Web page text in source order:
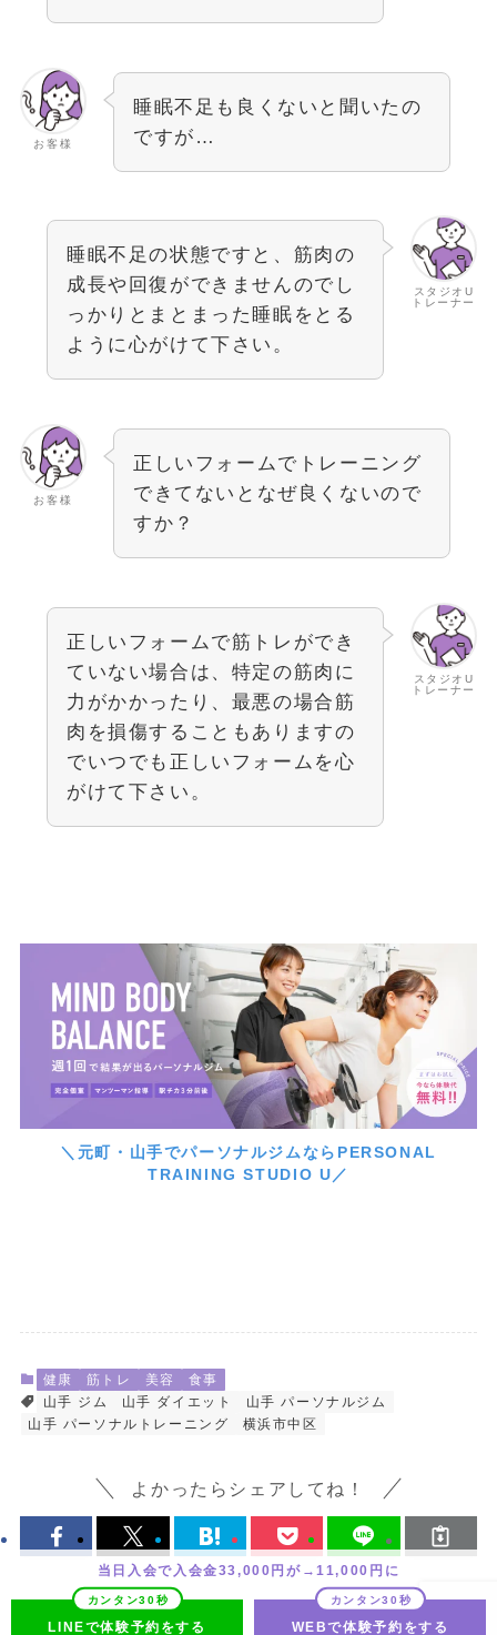
お客様
睡眠不足も良くないと聞いたの
ですが…
スタジオU
トレーナー
睡眠不足の状態ですと、筋肉の
成長や回復ができませんのでし
っかりとまとまった睡眠をとる
ように心がけて下さい。
お客様
正しいフォームでトレーニング
できてないとなぜ良くないので
すか？
スタジオU
トレーナー
正しいフォームで筋トレができ
ていない場合は、特定の筋肉に
力がかかったり、最悪の場合筋
肉を損傷することもありますの
でいつでも正しいフォームを心
がけて下さい。
＼元町・山手でパーソナルジムならPERSONAL
TRAINING STUDIO U／
健康 筋トレ 美容
食事
山手 ジム
山手 ダイエット
山手 パーソナルジム
山手 パーソナルトレーニング
横浜市中区
よかったらシェアしてね！
当日入会で入会金33,000円が→11,000円に
LINEで体験予約をする WEBで体験予約をする